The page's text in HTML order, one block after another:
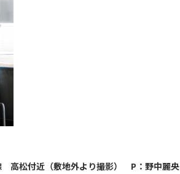
高松付近（敷地外より撮影） P：野中麗央